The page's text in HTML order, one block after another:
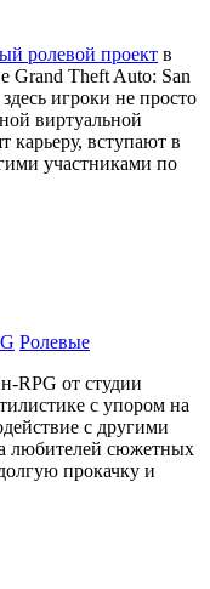
ролевой проект в
Grand Theft Auto: San
игроки не просто
виртуальной
карьеру, вступают в
участниками по
Ролевые
RPG от студии
с упором на
с другими
любителей сюжетных
прокачку и